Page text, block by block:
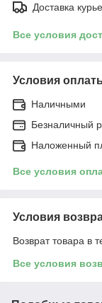
Доставка
Все условия
Условия
Наличными
Безналичный
Наложенный
Все условия
Условия
Возврат товара в
Все условия